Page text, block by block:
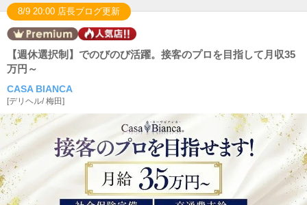
8/9 20:00 店長ブログ更新
【週休選択制】でのびのび活躍。接客のプロを目指して月収35
万円～
CASA BIANCA
[デリヘル/梅田]